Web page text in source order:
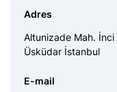
Adres
Altunizade Mah. İnci
Üsküdar İstanbul
E-mail